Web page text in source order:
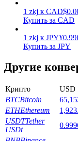
Высокая
Launchpool
Гибкая ставка
1 zkj к CAD$
Купить за CAD
1 zkj к JPY¥
Купить за JPY
Другие
Крипто USD
BTCBitcoin
ETHEthereum
USDTTether
USDt